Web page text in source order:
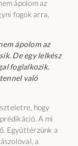
ápolom az
fogok arra,
ápolom az
De egy lelkész
foglalkozik.
való
hogy
A mi
Együttérzünk a
a